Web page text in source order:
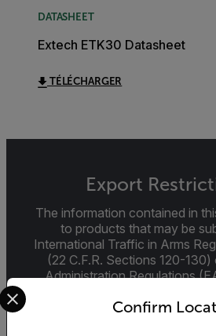
DATASHEET
Extech ETK30 Datasheet
TÉLÉCHARGER
Export
The information contained in
to products that may be
International Traffic in Arms
(22 C.F.R. Sections 120-
Administration Regulations
specifications for the final
Confirm
Select your preferred country and